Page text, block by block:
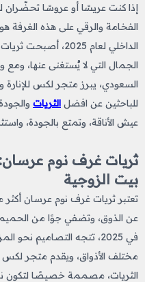
إذا كنت عريسًا أو عروسًا تحضّران
الفخامة والرقي على هذه الغرفة
الداخلي لعام
الجمال التي لا يُستغنى عنها،
السعودي، يبرز متجر لكس
للباحثين عن افضل الثريات
عيش الأناقة، وتمتع بالجودة،
ثريات غرف نوم عرسان:
بيت الزوجية
تعتبر ثريات غرف نوم عرسان
عن الذوق، وتضفي جوًا من
في 2025، تتجه التصاميم
مختلف الأذواق، ويقدم متجر
الثريات، مصممة خصيصًا لتكون